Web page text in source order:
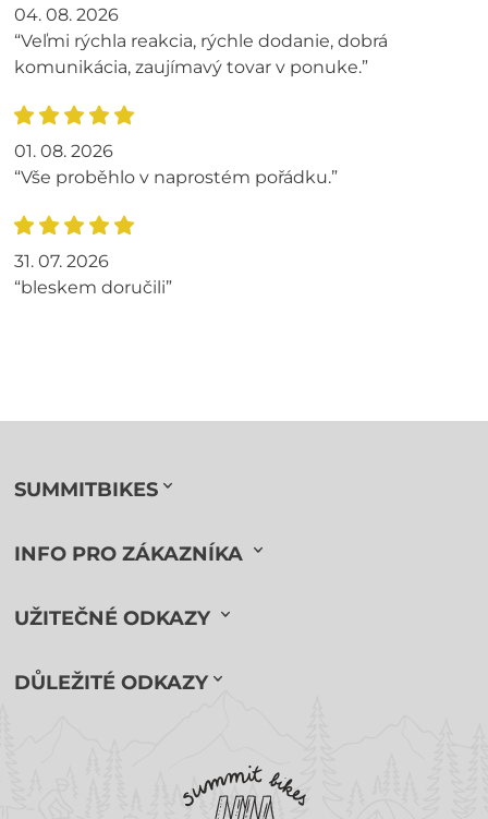
04. 08. 2026
“Veľmi rýchla reakcia, rýchle dodanie, dobrá
komunikácia, zaujímavý tovar v ponuke.”
01. 08. 2026
“Vše proběhlo v naprostém pořádku.”
31. 07. 2026
“bleskem doručili”
SUMMITBIKES
INFO PRO ZÁKAZNÍKA
UŽITEČNÉ ODKAZY
DŮLEŽITÉ ODKAZY